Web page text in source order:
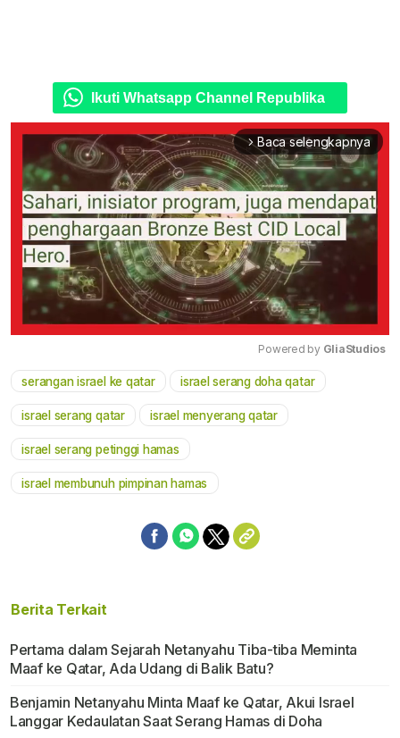
Ikuti Whatsapp Channel Republika
arrow_forward_ios Baca selengkapnya
Mute
Powered by GliaStudios
serangan israel ke qatar israel serang doha qatar
israel serang qatar israel menyerang qatar
israel serang petinggi hamas
israel membunuh pimpinan hamas
Berita Terkait
Pertama dalam Sejarah Netanyahu Tiba-tiba Meminta
Maaf ke Qatar, Ada Udang di Balik Batu?
Benjamin Netanyahu Minta Maaf ke Qatar, Akui Israel
Langgar Kedaulatan Saat Serang Hamas di Doha